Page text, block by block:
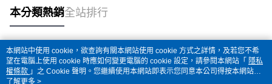
本分類熱銷全站排行
熱門標籤
本網站中使用 cookie，欲查詢有關本網站使用 cookie 方式之詳情，及若您不希
望在電腦上使用 cookie 時應如何變更電腦的 cookie 設定，請參閱本網站「 隱私
權條款 」之 Cookie 聲明。您繼續使用本網站即表示您同意本公司得按本網站使
用條款之 Cookie 聲明使用 cookie。
了解更多 >